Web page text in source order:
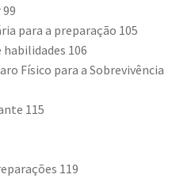
para a preparação 105
106
Físico para a Sobrevivência
115
119